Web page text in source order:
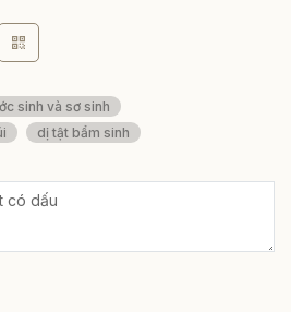
sinh và sơ sinh
dị tật bẩm sinh